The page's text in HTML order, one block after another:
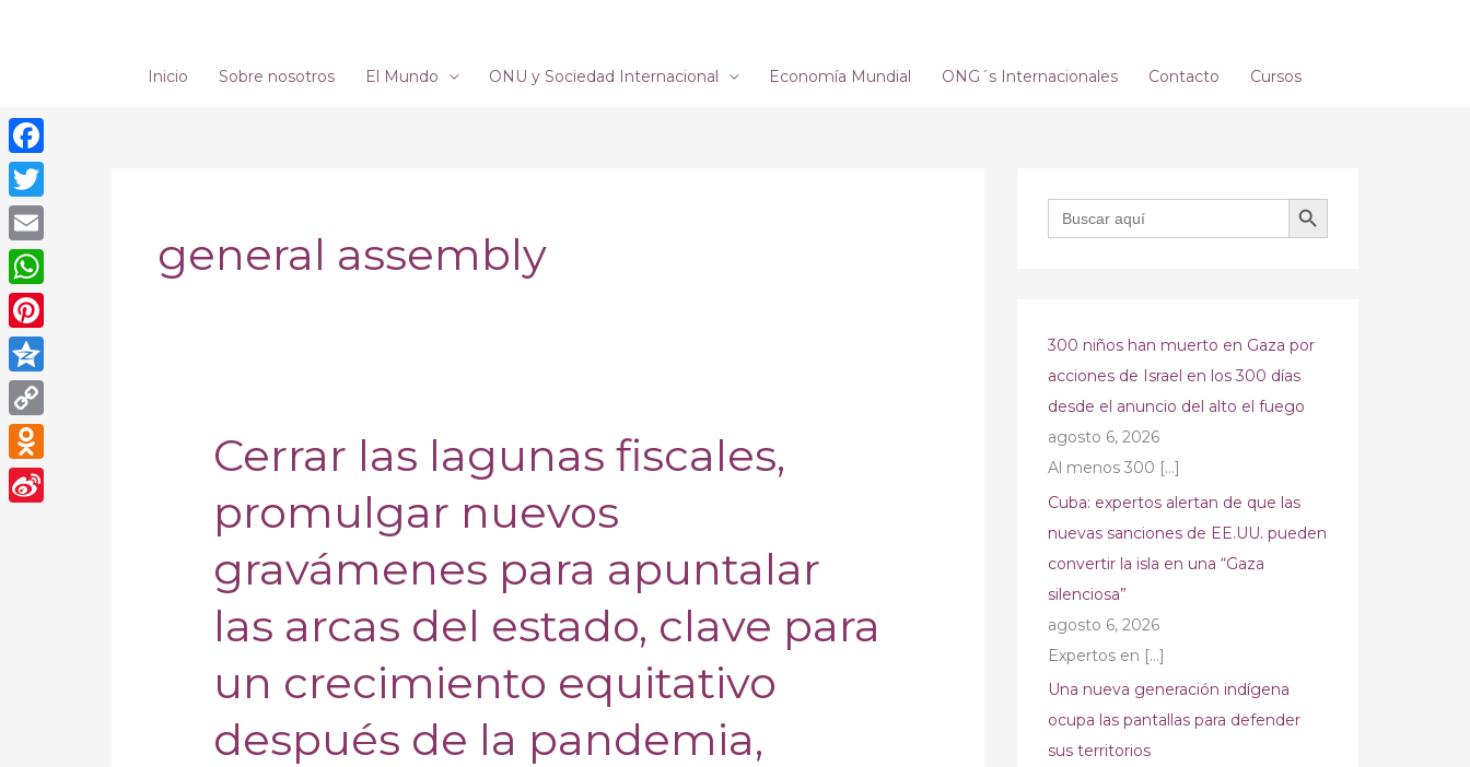
Inicio Sobre nosotros El Mundo ONU y Sociedad Internacional Economía Mundial ONG´s Internacionales Contacto Cursos
general assembly
Cerrar las lagunas fiscales,
promulgar nuevos
gravámenes para apuntalar
las arcas del estado, clave para
un crecimiento equitativo
después de la pandemia,
Cerrar
las
fiscales,
nuevos
gravámenes
para
las
arcas
del
Buscar: BOTÓN DE BÚSQUEDA
300 niños han muerto en Gaza por
acciones de Israel en los 300 días
desde el anuncio del alto el fuego
agosto 6, 2026
Al menos 300 […]
Cuba: expertos alertan de que las
nuevas sanciones de EE.UU. pueden
convertir la isla en una “Gaza
silenciosa”
agosto 6, 2026
Expertos en […]
Una nueva generación indígena
ocupa las pantallas para defender
sus territorios
Facebook
Twitter
Email
WhatsApp
Pinterest
Qzone
Copy
Link
Odnoklassniki